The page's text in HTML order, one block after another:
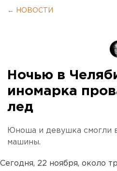
← НОВОСТИ
Ночью в
иномарка
лед
Юноша и девушка смогли
машины.
Сегодня, 22 ноября, около